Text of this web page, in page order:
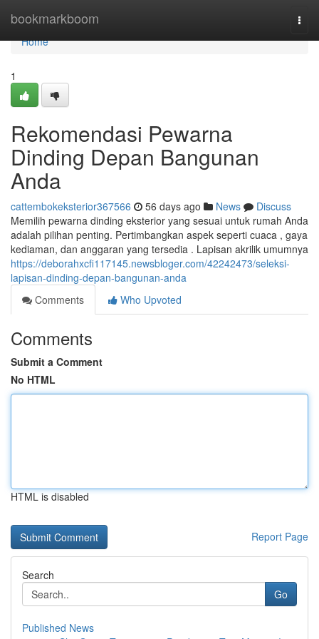
bookmarkboom
Home
Home
1
Rekomendasi Pewarna
Dinding Depan Bangunan
Anda
cattembokeksterior367566 56 days ago News
Discuss
Memilih pewarna dinding eksterior yang sesuai untuk rumah Anda
adalah pilihan penting. Pertimbangkan aspek seperti cuaca , gaya
kediaman, dan anggaran yang tersedia . Lapisan akrilik umumnya
https://deborahxcfi117145.newsbloger.com/42242473/seleksi-
lapisan-dinding-depan-bangunan-anda
Comments
Who Upvoted
Comments
Submit a Comment
No HTML
HTML is disabled
Report Page
Search
Go
Published News